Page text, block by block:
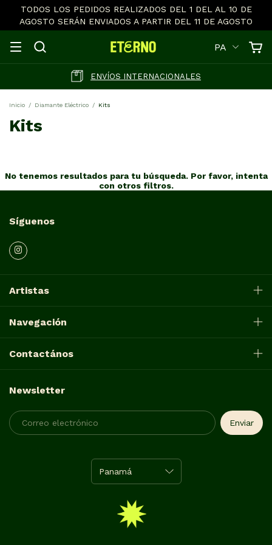
TODOS LOS PEDIDOS REALIZADOS DEL 1 DEL AL 10 DE
AGOSTO SERÁN ENVIADOS A PARTIR DEL 11 DE AGOSTO
PA
ENVÍOS INTERNACIONALES
Inicio / Diamante Eléctrico / Kits
Kits
No tenemos resultados para tu búsqueda. Por favor, intenta
con otros filtros.
Síguenos
Artistas
Navegación
Contactános
Newsletter